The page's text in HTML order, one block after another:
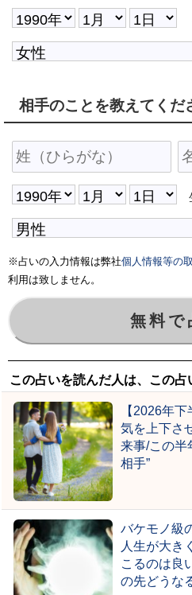
相手のことを教えてくだ
※占いの入力情報は弊社個人情報等の
利用は致しません。
この占いを読んだ人は、この占
【2026年
気を上下さ
来事/この半
相手”
バケモノ級
人生が大き
こるのは良
の先どうな